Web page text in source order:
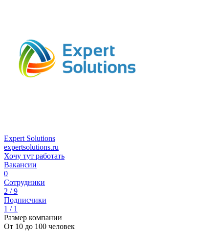
Expert Solutions
expertsolutions.ru
Хочу тут работать
Вакансии
0
Сотрудники
2 / 9
Подписчики
1 / 1
Размер компании
От 10 до 100 человек